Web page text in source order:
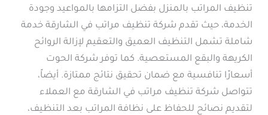
تنظيف المراتب بالمنزل بفضل التزامها بالمواعيد وجودة
الخدمة، حيث تقدم شركة تنظيف مراتب في الشارقة خدمة
شاملة تشمل التنظيف العميق والتعقيم لإزالة الروائح
الكريهة والبقع المستعصية. كما توفر شركة الحوت
أسعارًا تنافسية مع ضمان تحقيق نتائج ممتازة. أيضاً،
تتواصل شركة تنظيف مراتب في الشارقة مع العملاء
لتقديم نصائح للحفاظ على نظافة المراتب بعد التنظيف،